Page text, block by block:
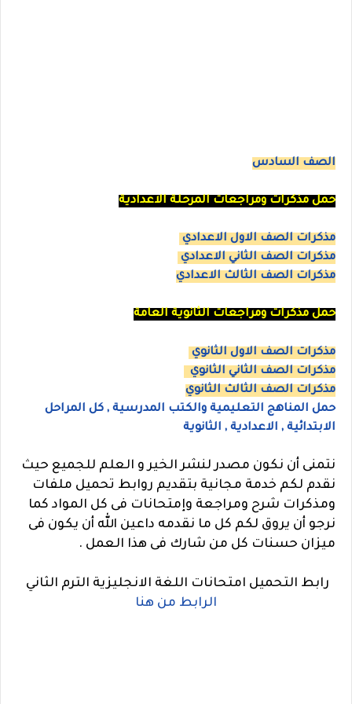
الصف السادس
حمل مذكرات ومراجعات المرحلة الاعدادية
مذكرات الصف الاول الاعدادي
مذكرات الصف الثاني الاعدادي
مذكرات الصف الثالث الاعدادي
حمل مذكرات ومراجعات الثانوية العامة
مذكرات الصف الاول الثانوي
مذكرات الصف الثاني الثانوي
مذكرات الصف الثالث الثانوي
حمل المناهج التعليمية والكتب المدرسية , كل المراحل
الابتدائية , الاعدادية , الثانوية
نتمنى أن نكون مصدر لنشر الخير و العلم للجميع حيث
نقدم لكم خدمة مجانية بتقديم روابط تحميل ملفات
ومذكرات شرح ومراجعة وإمتحانات فى كل المواد كما
نرجو أن يروق لكم كل ما نقدمه داعين الله أن يكون فى
ميزان حسنات كل من شارك فى هذا العمل .
رابط التحميل امتحانات اللغة الانجليزية الترم الثاني
الرابط من هنا